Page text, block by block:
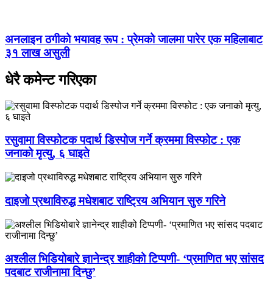
अनलाइन ठगीको भयावह रूप : प्रेमको जालमा पारेर एक महिलाबाट
३१ लाख असुली
धेरै कमेन्ट गरिएका
रसुवामा विस्फोटक पदार्थ डिस्पोज गर्ने क्रममा विस्फोट : एक
जनाको मृत्यु, ६ घाइते
दाइजो प्रथाविरुद्ध मधेशबाट राष्ट्रिय अभियान सुरु गरिने
अश्लील भिडियोबारे ज्ञानेन्द्र शाहीको टिप्पणी- ‘प्रमाणित भए सांसद
पदबाट राजीनामा दिन्छु’